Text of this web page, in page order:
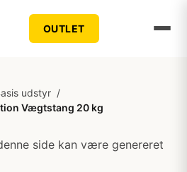
OUTLET
udstyr /
Vægtstang 20 kg
side kan være genereret